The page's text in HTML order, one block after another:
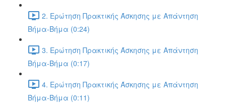
2. Ερώτηση Πρακτικής Άσκησης με Απάντηση
Βήμα-Βήμα (0:24)
3. Ερώτηση Πρακτικής Άσκησης με Απάντηση
Βήμα-Βήμα (0:17)
4. Ερώτηση Πρακτικής Άσκησης με Απάντηση
Βήμα-Βήμα (0:11)